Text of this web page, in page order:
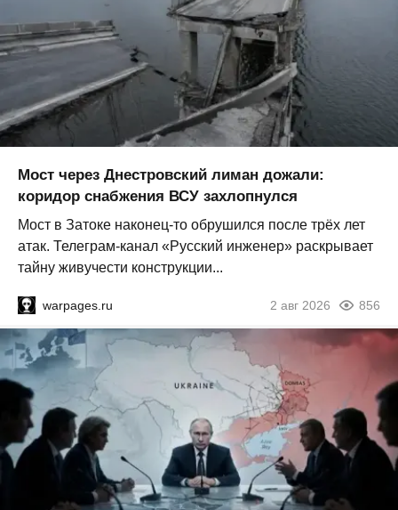
Мост через Днестровский лиман дожали:
коридор снабжения ВСУ захлопнулся
Мост в Затоке наконец-то обрушился после трёх лет
атак. Телеграм-канал «Русский инженер» раскрывает
тайну живучести конструкции...
warpages.ru 2 авг 2026 856